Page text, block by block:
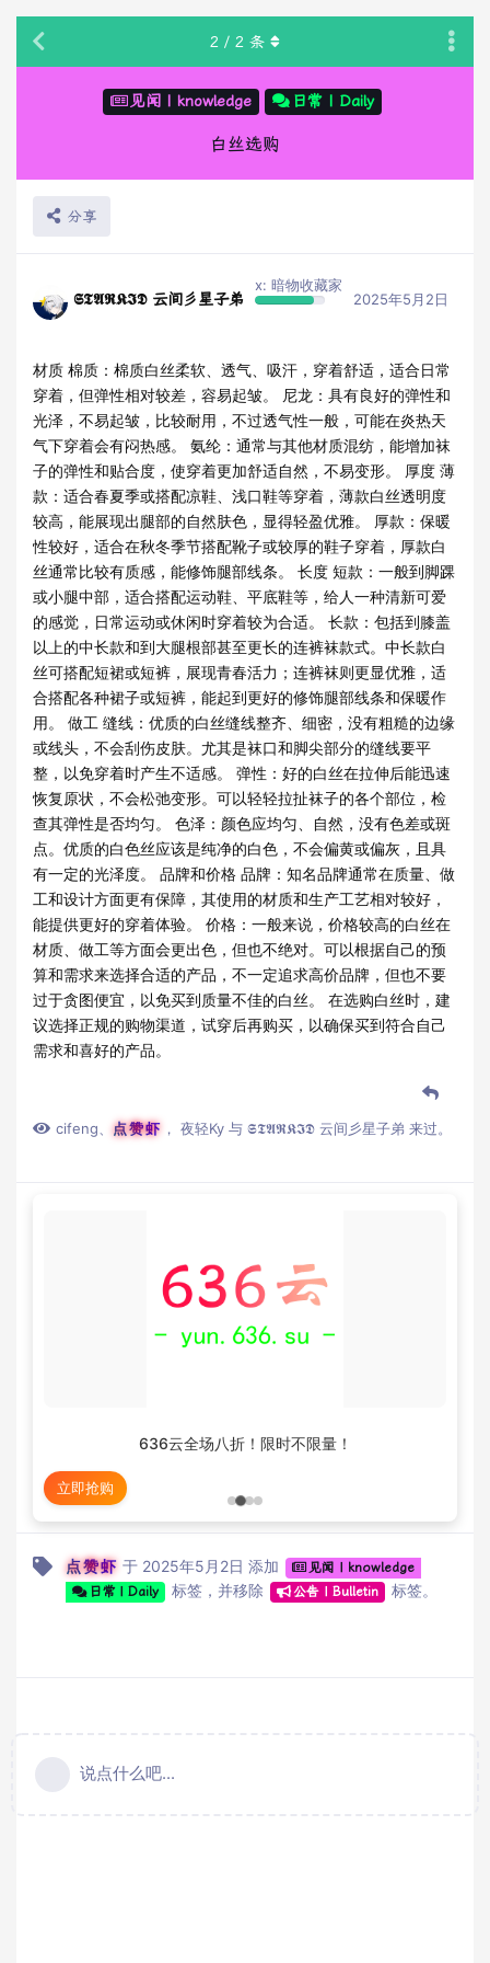
见闻 | knowledge 日常 | Daily
白丝选购
分享
2 / 2 条
𝕾𝕿𝕬𝕽𝕶𝕴𝕯 云间彡星子弟
x: 暗物收藏家
2025年5月2日
材质 棉质：棉质白丝柔软、透气、吸汗，穿着舒适，适合日常
穿着，但弹性相对较差，容易起皱。 尼龙：具有良好的弹性和
光泽，不易起皱，比较耐用，不过透气性一般，可能在炎热天
气下穿着会有闷热感。 氨纶：通常与其他材质混纺，能增加袜
子的弹性和贴合度，使穿着更加舒适自然，不易变形。 厚度 薄
款：适合春夏季或搭配凉鞋、浅口鞋等穿着，薄款白丝透明度
较高，能展现出腿部的自然肤色，显得轻盈优雅。 厚款：保暖
性较好，适合在秋冬季节搭配靴子或较厚的鞋子穿着，厚款白
丝通常比较有质感，能修饰腿部线条。 长度 短款：一般到脚踝
或小腿中部，适合搭配运动鞋、平底鞋等，给人一种清新可爱
的感觉，日常运动或休闲时穿着较为合适。 长款：包括到膝盖
以上的中长款和到大腿根部甚至更长的连裤袜款式。中长款白
丝可搭配短裙或短裤，展现青春活力；连裤袜则更显优雅，适
合搭配各种裙子或短裤，能起到更好的修饰腿部线条和保暖作
用。 做工 缝线：优质的白丝缝线整齐、细密，没有粗糙的边缘
或线头，不会刮伤皮肤。尤其是袜口和脚尖部分的缝线要平
整，以免穿着时产生不适感。 弹性：好的白丝在拉伸后能迅速
恢复原状，不会松弛变形。可以轻轻拉扯袜子的各个部位，检
查其弹性是否均匀。 色泽：颜色应均匀、自然，没有色差或斑
点。优质的白色丝应该是纯净的白色，不会偏黄或偏灰，且具
有一定的光泽度。 品牌和价格 品牌：知名品牌通常在质量、做
工和设计方面更有保障，其使用的材质和生产工艺相对较好，
能提供更好的穿着体验。 价格：一般来说，价格较高的白丝在
材质、做工等方面会更出色，但也不绝对。可以根据自己的预
算和需求来选择合适的产品，不一定追求高价品牌，但也不要
过于贪图便宜，以免买到质量不佳的白丝。 在选购白丝时，建
议选择正规的购物渠道，试穿后再购买，以确保买到符合自己
需求和喜好的产品。
cifeng 点赞虾 ， 夜轻Ky 与 𝕾𝕿𝕬𝕽𝕶𝕴𝕯 云间彡星子弟 来过。
636云全场八折！限时不限量！
立即抢购
点赞虾 于 2025年5月2日 添加
见闻 | knowledge
日常 | Daily
标签，并移除 公告 | Bulletin 标签。
说点什么吧...